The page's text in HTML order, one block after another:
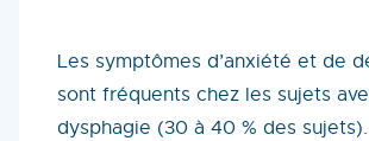
Les symptômes d’anxiété et de
sont fréquents chez les sujets
dysphagie (30 à 40 % des